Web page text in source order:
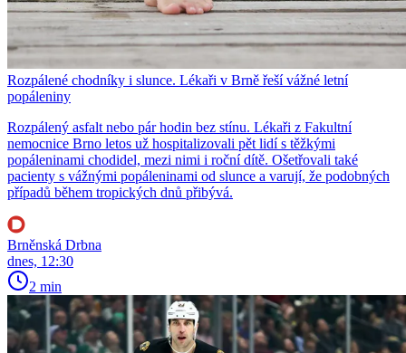
Rozpálené chodníky i slunce. Lékaři v Brně řeší vážné letní
popáleniny
Rozpálený asfalt nebo pár hodin bez stínu. Lékaři z Fakultní
nemocnice Brno letos už hospitalizovali pět lidí s těžkými
popáleninami chodidel, mezi nimi i roční dítě. Ošetřovali také
pacienty s vážnými popáleninami od slunce a varují, že podobných
případů během tropických dnů přibývá.
Brněnská Drbna
dnes, 12:30
2 min